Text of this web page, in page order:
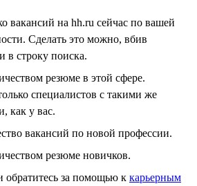
вакансий на hh.ru сейчас по вашей
Сделать это можно, вбив
в строку поиска.
резюме в этой сфере.
специалистов с такими же
как у вас.
вакансий по новой профессии.
резюме новичков.
обратитесь за помощью к карьерным